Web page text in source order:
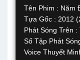
Tên Phim : Năm
Tựa Gốc : 2012
Phát Sóng Trên :
Số Tập Phát
Voice Thuyết